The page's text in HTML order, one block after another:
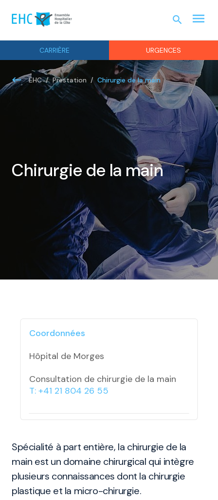
CARRIÈRE URGENCES
search menu
EHC Prestation Chirurgie de la main
Chirurgie de la main
Spécialité à part entière, la chirurgie de la
main est un domaine chirurgical qui intègre
plusieurs connaissances dont la chirurgie
plastique et la micro-chirurgie.
Coordonnées
Hôpital de Morges
Consultation de chirurgie de la main
T: +41 21 804 26 55